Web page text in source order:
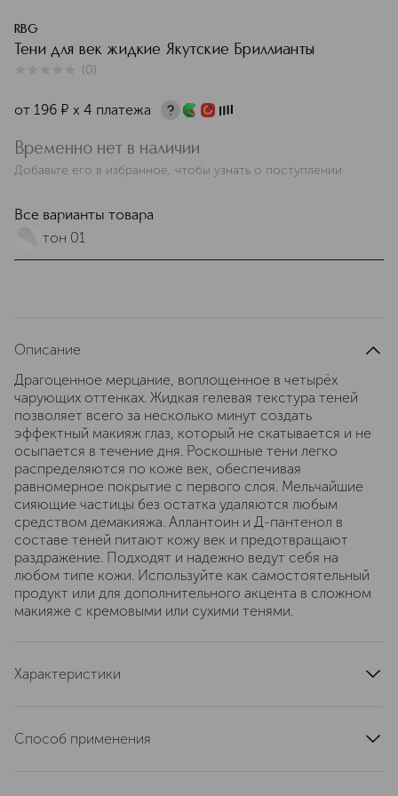
RBG
Тени для век жидкие Якутские Бриллианты
(0)
от 196 ¤ х 4 платежа
Временно нет в наличии
Добавьте его в избранное, чтобы узнать о поступлении
Все варианты товара
тон 01
Описание
Драгоценное мерцание, воплощенное в четырёх
чарующих оттенках. Жидкая гелевая текстура теней
позволяет всего за несколько минут создать
эффектный макияж глаз, который не скатывается и не
осыпается в течение дня. Роскошные тени легко
распределяются по коже век, обеспечивая
равномерное покрытие с первого слоя. Мельчайшие
сияющие частицы без остатка удаляются любым
средством демакияжа. Аллантоин и Д-пантенол в
составе теней питают кожу век и предотвращают
раздражение. Подходят и надежно ведут себя на
любом типе кожи. Используйте как самостоятельный
продукт или для дополнительного акцента в сложном
макияже с кремовыми или сухими тенями.
Характеристики
страна производства
Способ применения